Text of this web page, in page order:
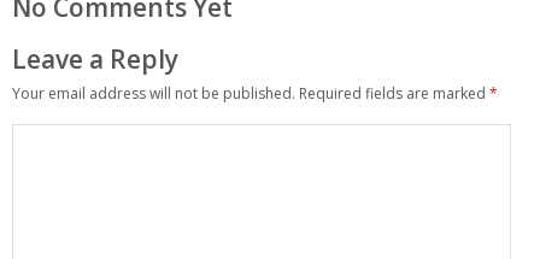
No Comments Yet
Leave a Reply
Your email address will not be published. Required fields are marked *